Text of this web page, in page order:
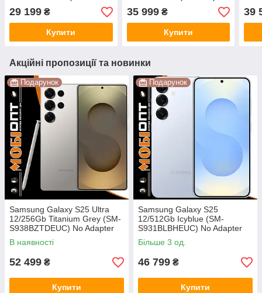
Adapter UA UCRF
29 199 ₴
Купити
UA UCRF
35 999₴
Купити
39
Акційні пропозиції та новинки
Подарунок
Samsung Galaxy S25 Ultra
12/256Gb Titanium Grey (SM-
S938BZTDEUC) No Adapter
UA UCRF
В наявності
52 499 ₴
Купити
Подарунок
Samsung Galaxy S25
12/512Gb Icyblue (SM-
S931BLBHEUC) No Adapter
UA UCRF
Більше 3 од.
46 799 ₴
Купити